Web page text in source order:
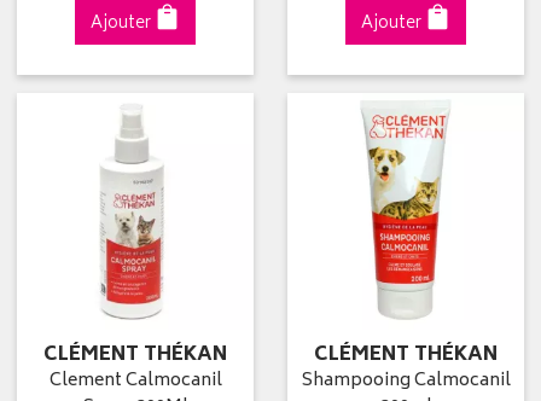
Ajouter Ajouter
CLÉMENT THÉKAN
Clement Calmocanil
CLÉMENT THÉKAN
Shampooing Calmocanil